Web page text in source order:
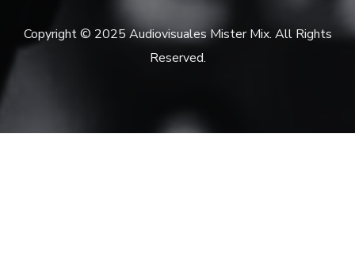
Copyright © 2025 Audiovisuales Mister Mix. All Rights
Reserved.